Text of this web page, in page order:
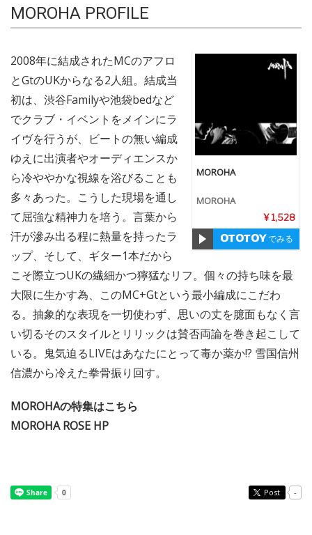
MOROHA PROFILE
MOROHA
MOROHA
¥ 1,528
でみる
2008年に結成されたMCのアフロ
とGtのUKからなる2人組。結成当
初は、渋谷Familyや池袋bedなど
でクラブ・イベントをメインにラ
イヴを行うが、ビートの無い編成
ゆえに出演者やオーディエンスか
ら冷ややかな視線を浴びることも
多々あった。こうした現場を通し
て屈強な精神力を培う。言葉から
汗が滲み出る程に熱量を持ったラ
ップ、そして、ギター1本だから
こそ際立つUKの繊細かつ獰猛なリフ。個々の持ち味を最
大限に生かす為、このMC+Gtという最小編成にこだわ
る。抽象的な表現を一切使わず、思いの丈を臆面もなく言
い切るそのスタイルとリリックは賛否両論を巻き起こして
いる。鬼気迫るLIVEはあなたにとって毒か薬か!? 雪国信州
信濃から冷えた拳骨振り回す。
MOROHAの特集はこちら
MOROHA ROSE HP
Post -